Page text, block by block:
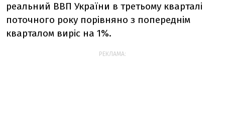
реальний ВВП України в третьому кварталі
поточного року порівняно з попереднім
кварталом виріс на 1%.
РЕКЛАМА: